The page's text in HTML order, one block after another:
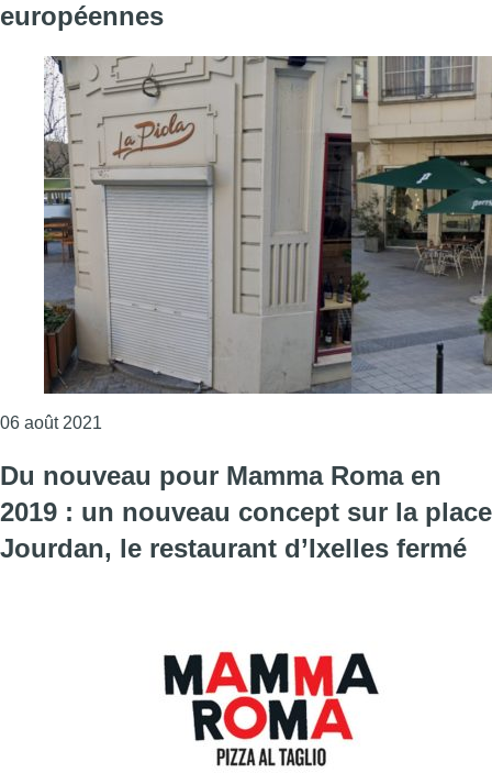
européennes
06 août 2021
Du nouveau pour Mamma Roma en
2019 : un nouveau concept sur la place
Jourdan, le restaurant d’Ixelles fermé